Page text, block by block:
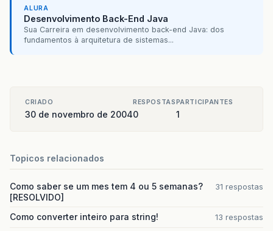
ALURA
Desenvolvimento Back-End Java
Sua Carreira em desenvolvimento back-end Java: dos
fundamentos à arquitetura de sistemas...
CRIADO
30 de novembro de 2004
RESPOSTAS
0
PARTICIPANTES
1
Topicos relacionados
Como saber se um mes tem 4 ou 5 semanas?
[RESOLVIDO]
31 respostas
Como converter inteiro para string! 13 respostas